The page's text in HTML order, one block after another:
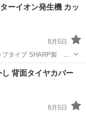
ーイオン発生機 カッ
8月5日
プタイプ SHARP製 シ
。 フィルターの清掃は
テリア
ー
8月5日